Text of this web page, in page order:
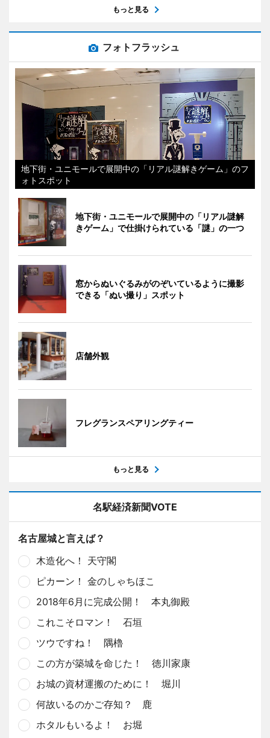
もっと見る
フォトフラッシュ
地下街・ユニモールで展開中の「リアル謎解きゲーム」のフ
ォトスポット
地下街・ユニモールで展開中の「リアル謎解
きゲーム」で仕掛けられている「謎」の一つ
窓からぬいぐるみがのぞいているように撮影
できる「ぬい撮り」スポット
店舗外観
フレグランスペアリングティー
もっと見る
名駅経済新聞VOTE
名古屋城と言えば？
木造化へ！ 天守閣
ピカーン！ 金のしゃちほこ
2018年6月に完成公開！ 本丸御殿
これこそロマン！ 石垣
ツウですね！ 隅櫓
この方が築城を命じた！ 徳川家康
お城の資材運搬のために！ 堀川
何故いるのかご存知？ 鹿
ホタルもいるよ！ お堀